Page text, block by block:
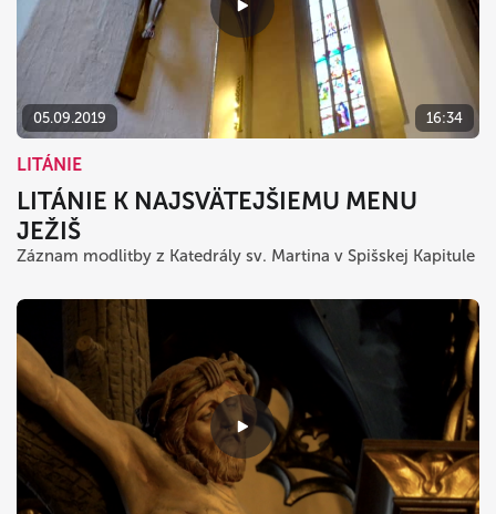
05.09.2019 16:34
LITÁNIE
LITÁNIE K NAJSVÄTEJŠIEMU MENU
JEŽIŠ
Záznam modlitby z Katedrály sv. Martina v Spišskej Kapitule